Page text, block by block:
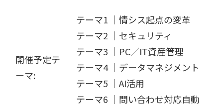
開催予定テ
ーマ:
テーマ1 │情シス起点の変革
テーマ2 │セキュリティ
テーマ3 │PC／IT資産管理
テーマ4 │データマネジメント
テーマ5 │AI活用
テーマ6 │問い合わせ対応自動